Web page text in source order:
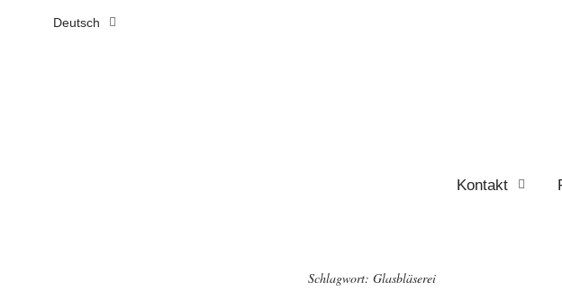
Deutsch
Kontakt
Schlagwort: Glasbläserei